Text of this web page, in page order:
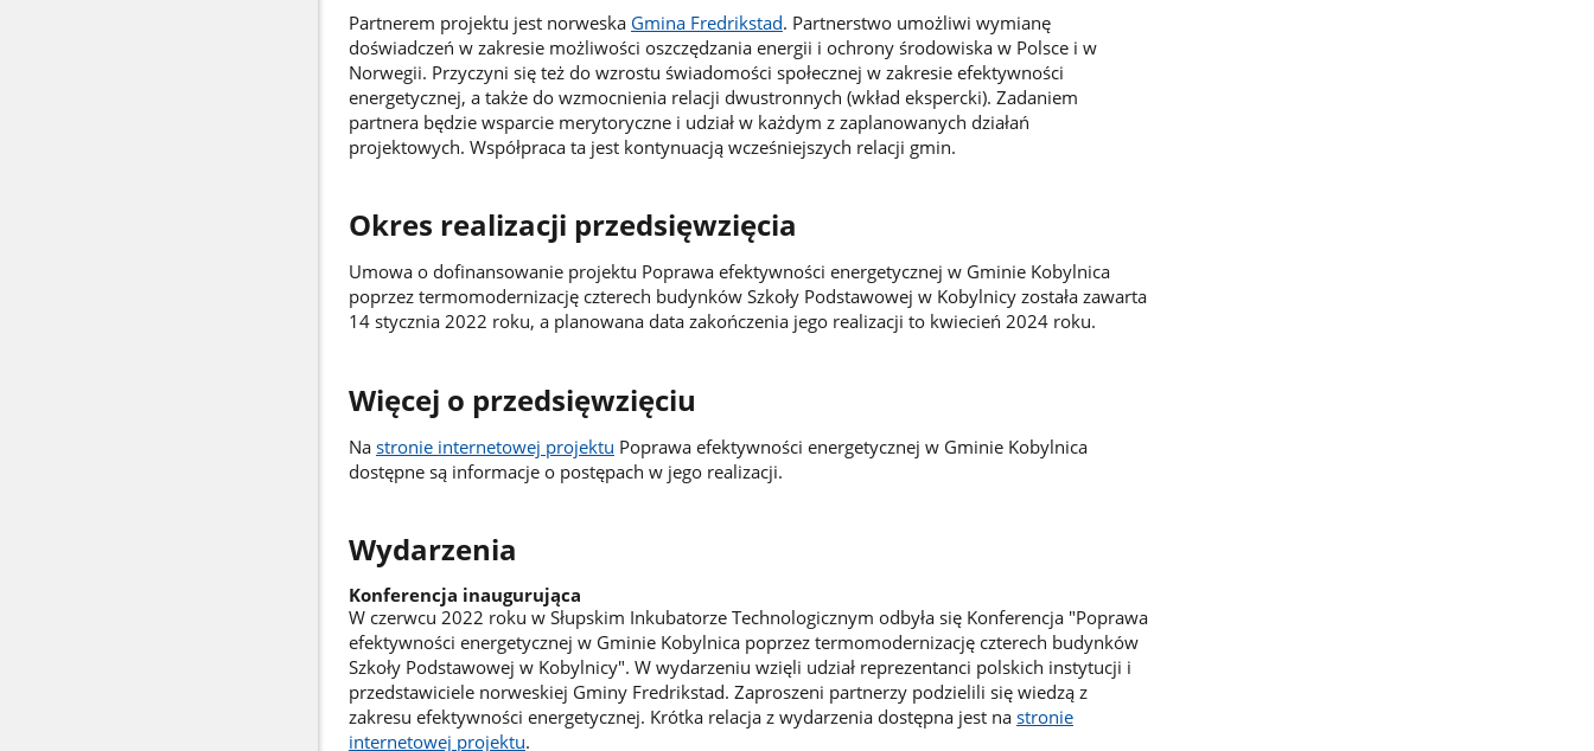
Partnerem projektu jest norweska Gmina Fredrikstad. Partnerstwo umożliwi wymianę
doświadczeń w zakresie możliwości oszczędzania energii i ochrony środowiska w Polsce i w
Norwegii. Przyczyni się też do wzrostu świadomości społecznej w zakresie efektywności
energetycznej, a także do wzmocnienia relacji dwustronnych (wkład ekspercki). Zadaniem
partnera będzie wsparcie merytoryczne i udział w każdym z zaplanowanych działań
projektowych. Współpraca ta jest kontynuacją wcześniejszych relacji gmin.
Okres realizacji przedsięwzięcia
Umowa o dofinansowanie projektu Poprawa efektywności energetycznej w Gminie Kobylnica
poprzez termomodernizację czterech budynków Szkoły Podstawowej w Kobylnicy została zawarta
14 stycznia 2022 roku, a planowana data zakończenia jego realizacji to kwiecień 2024 roku.
Więcej o przedsięwzięciu
Na stronie internetowej projektu Poprawa efektywności energetycznej w Gminie Kobylnica
dostępne są informacje o postępach w jego realizacji.
Wydarzenia
Konferencja inaugurująca
W czerwcu 2022 roku w Słupskim Inkubatorze Technologicznym odbyła się Konferencja "Poprawa
efektywności energetycznej w Gminie Kobylnica poprzez termomodernizację czterech budynków
Szkoły Podstawowej w Kobylnicy". W wydarzeniu wzięli udział reprezentanci polskich instytucji i
przedstawiciele norweskiej Gminy Fredrikstad. Zaproszeni partnerzy podzielili się wiedzą z
zakresu efektywności energetycznej. Krótka relacja z wydarzenia dostępna jest na stronie
internetowej projektu.